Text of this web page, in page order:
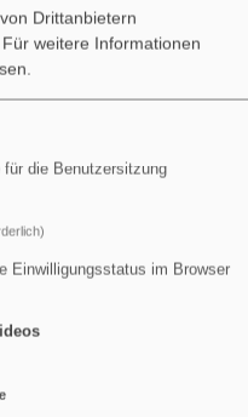
falls es berufliche
zulassen.
Drittanbietern
Für weitere Informationen
die Benutzersitzung
Einwilligungsstatus im Browser